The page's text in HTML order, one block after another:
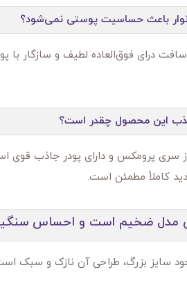
نوار باعث حساسیت پوستی نمی‌شود؟
سافت درای فوق‌العاده لطیف و سازگار
این محصول چقدر است؟
سری پرومکس و دارای پودر جاذب قوی
کاملاً مطمئن است.
مدل ضخیم است و احساس
سایز بزرگ، طراحی آن نازک و سبک